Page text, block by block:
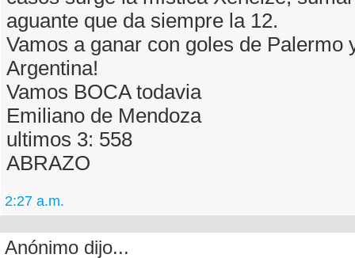
aguante que da siempre la 12.
Vamos a ganar con goles de Palermo
Argentina!
Vamos BOCA todavia
Emiliano de Mendoza
ultimos 3: 558
ABRAZO
2:27 a.m.
Anónimo dijo...